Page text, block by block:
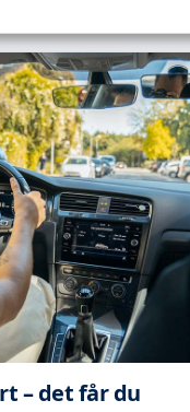
– det får du